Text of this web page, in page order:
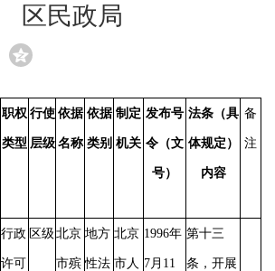
区民政局
职权
类型
行使
层级
依据
名称
依据
类别
制定
机关
发布号
令（文
号）
法条（具
体规定）
内容
备
注
行政
许可
区级 北京
市殡
地方
性法
北京
市人
1996年
7月11
第十三
条，开展